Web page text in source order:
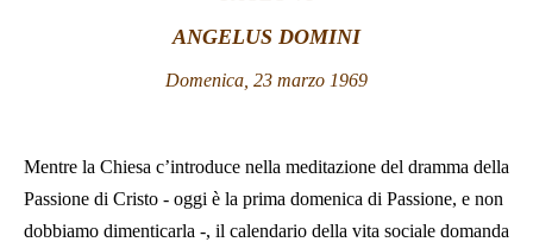
ANGELUS DOMINI
Domenica, 23 marzo 1969
Mentre la Chiesa c’introduce nella meditazione del dramma della
Passione di Cristo - oggi è la prima domenica di Passione, e non
dobbiamo dimenticarla -, il calendario della vita sociale domanda